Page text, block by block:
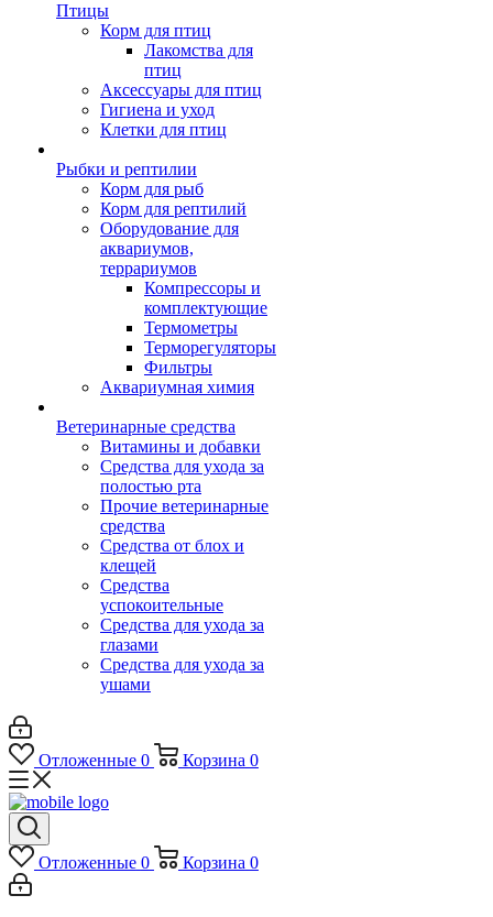
Птицы
Корм для птиц
Лакомства для
птиц
Аксессуары для птиц
Гигиена и уход
Клетки для птиц
Рыбки и рептилии
Корм для рыб
Корм для рептилий
Оборудование для
аквариумов,
террариумов
Компрессоры и
комплектующие
Термометры
Терморегуляторы
Фильтры
Аквариумная химия
Ветеринарные средства
Витамины и добавки
Средства для ухода за
полостью рта
Прочие ветеринарные
средства
Средства от блох и
клещей
Средства
успокоительные
Средства для ухода за
глазами
Средства для ухода за
ушами
Отложенные 0 Корзина 0
Отложенные 0 Корзина 0